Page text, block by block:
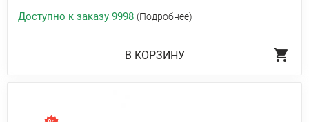
Доступно к заказу 9998 (Подробнее)
В КОРЗИНУ